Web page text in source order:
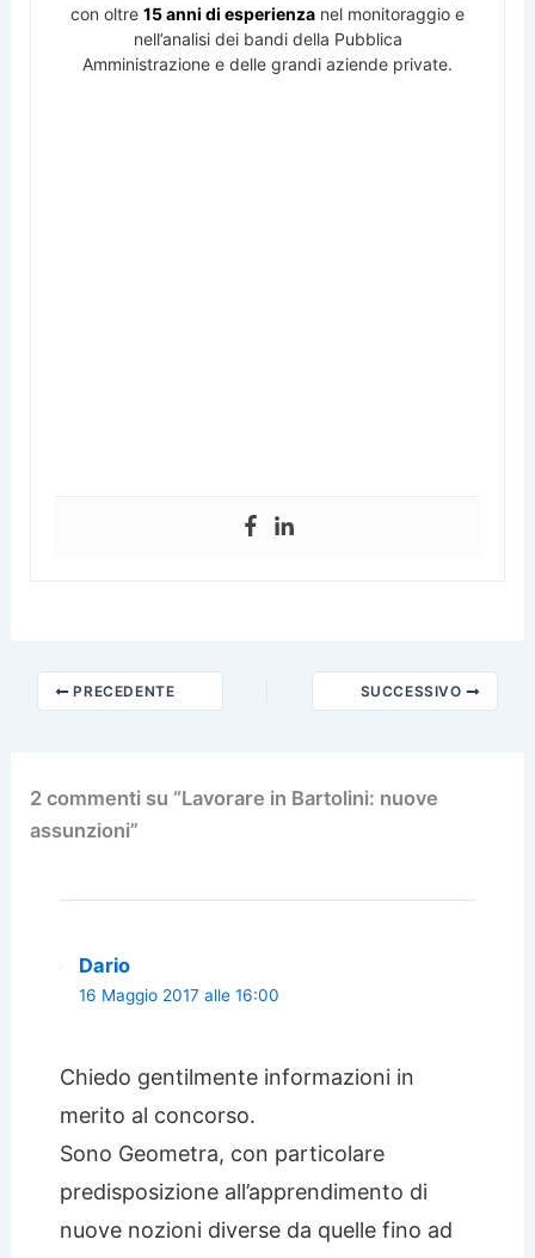
con oltre 15 anni di esperienza nel monitoraggio e
nell’analisi dei bandi della Pubblica
Amministrazione e delle grandi aziende private.
PRECEDENTE SUCCESSIVO
2 commenti su “Lavorare in Bartolini: nuove
assunzioni”
Dario
16 Maggio 2017 alle 16:00
Chiedo gentilmente informazioni in
merito al concorso.
Sono Geometra, con particolare
predisposizione all’apprendimento di
nuove nozioni diverse da quelle fino ad